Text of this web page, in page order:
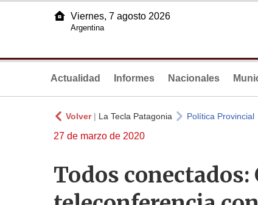
Viernes, 7 agosto 2026
Argentina
Actualidad Informes Nacionales
Volver| La Tecla Patagonia Política Provincial
27 de marzo de 2020
Todos